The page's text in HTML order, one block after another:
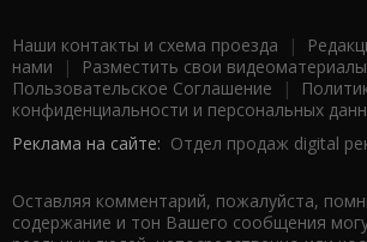
Наши контакты и схема проезда |
нами | Разместить свои видеоматериалы
Пользовательское Соглашение |
конфиденциальности и персональных
Реклама на сайте: Отдел продаж digital
Оставляя комментарий, пожалуйста,
содержание и тон Вашего сообщения